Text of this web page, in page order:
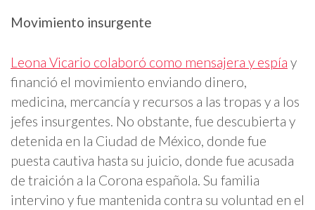
Movimiento insurgente
Leona Vicario colaboró como mensajera y espía y
financió el movimiento enviando dinero,
medicina, mercancía y recursos a las tropas y a los
jefes insurgentes. No obstante, fue descubierta y
detenida en la Ciudad de México, donde fue
puesta cautiva hasta su juicio, donde fue acusada
de traición a la Corona española. Su familia
intervino y fue mantenida contra su voluntad en el